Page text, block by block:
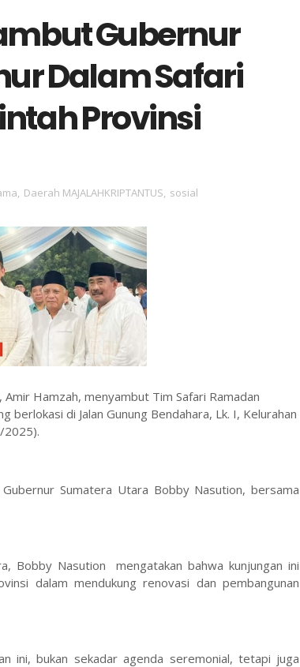
Gubernur
Dalam Safari
Provinsi
, Daerah MAJALAHKRIPTANTUS, sosial
Amir Hamzah, menyambut Tim Safari Ramadan
berlokasi di Jalan Gunung Bendahara, Lk. I, Kelurahan
2025).
Sumatera Utara Bobby Nasution, bersama
Bobby Nasution mengatakan bahwa kunjungan ini
dalam mendukung renovasi dan pembangunan
ini, bukan sekadar agenda seremonial, tetapi juga